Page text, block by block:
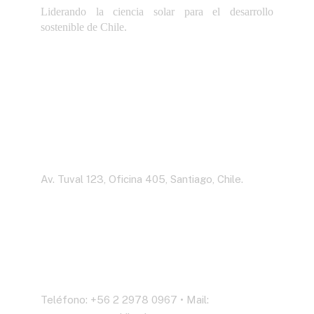
Liderando la ciencia solar para el desarrollo
sostenible de Chile.
Av. Tuval 123, Oficina 405, Santiago, Chile.
Teléfono: +56 2 2978 0967 • Mail: